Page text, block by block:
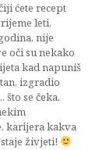
ćete recept
leti,
nije
oči su nekako
kad napuniš
izgradio
se čeka.
karijera kakva
živjeti!